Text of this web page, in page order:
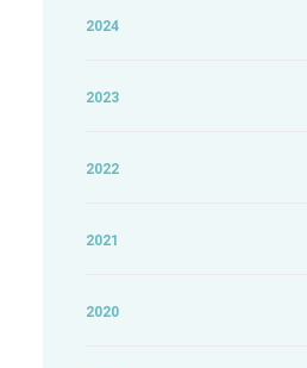
2024
2023
2022
2021
2020